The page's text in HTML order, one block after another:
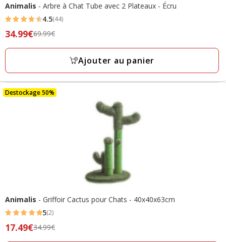
Animalis - Arbre à Chat Tube avec 2 Plateaux - Écru
4.5
étoiles
avec
avis
4.5(44)
Prix
précédent
prix
final
34.99€
34.99€69.99€
Ajouter au panier
Destockage 50%
Animalis - Griffoir Cactus pour Chats - 40x40x63cm
5
étoiles
5(2)
Prix
précédent
17.49€34.99€